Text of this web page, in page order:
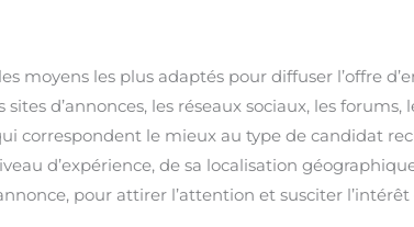
moyens les plus adaptés pour diffuser l’offre
d’annonces, les réseaux sociaux, les forums,
correspondent le mieux au type de candidat
d’expérience, de sa localisation
pour attirer l’attention et susciter l’intérêt